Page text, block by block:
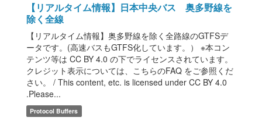
【リアルタイム情報】日本中央バス 奥多野線を
除く全線
【リアルタイム情報】奥多野線を除く全路線のGTFSデ
ータです。(高速バスもGTFS化しています。） ※本コン
テンツ等は CC BY 4.0 の下でライセンスされています。
クレジット表示については、こちらのFAQ をご参照くだ
さい。 / This content, etc. is licensed under CC BY 4.0
.Please...
Protocol Buffers